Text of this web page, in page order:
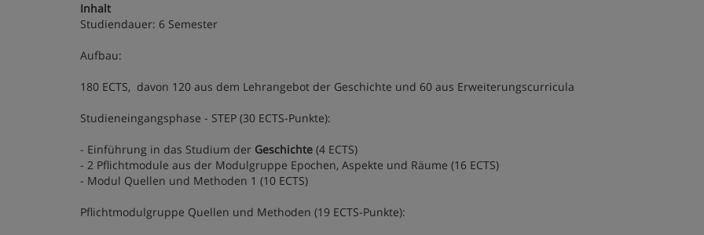
Inhalt
Studiendauer: 6 Semester
Aufbau:
180 ECTS, davon 120 aus dem Lehrangebot der Geschichte und 60 aus Erweiterungscurricula
Studieneingangsphase - STEP (30 ECTS-Punkte):
- Einführung in das Studium der Geschichte (4 ECTS)
- 2 Pflichtmodule aus der Modulgruppe Epochen, Aspekte und Räume (16 ECTS)
- Modul Quellen und Methoden 1 (10 ECTS)
Pflichtmodulgruppe Quellen und Methoden (19 ECTS-Punkte):